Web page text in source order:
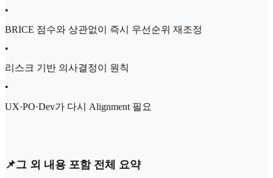
•
BRICE 점수와 상관없이 즉시 우선순위 재조정
•
리스크 기반 의사결정이 원칙
•
UX·PO·Dev가 다시 Alignment 필요
📌그 외 내용 포함 전체 요약